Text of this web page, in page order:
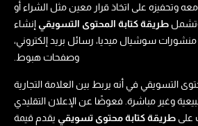
وتحفيزه على اتخاذ قرار معين مثل الشراء أو
وتشمل طريقة كتابة المحتوى التسويقي إنشاء
سوشيال ميديا، رسائل بريد إلكتروني،
وصفحات هبوط.
التسويقي في أنه يربط بين العلامة التجارية
وغير مباشرة. فعوضًا عن الإعلان التقليدي
على طريقة كتابة محتوى تسويقي​ يقدم قيمة